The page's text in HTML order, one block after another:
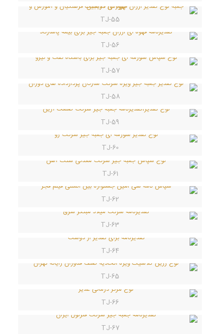
TJ-55
TJ-56
TJ-57
TJ-58
TJ-59
TJ-60
TJ-61
TJ-62
TJ-63
TJ-64
TJ-65
TJ-66
TJ-67